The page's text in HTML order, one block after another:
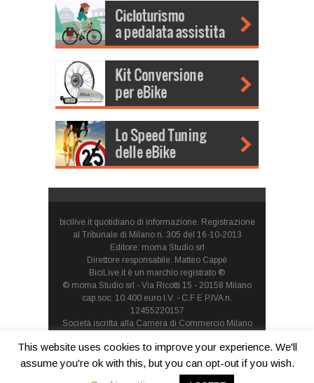
bicilive.it quotidiano di informazione. Registrazione
al Tribunale di Milano n. 305 del 16-10-2013
Editore: moma Studio srl
Direttore responsabile: Matteo Cappè
BiciLive.it è un marchio registrato ®
© moma Studio srl - Via Ricotti 15 - 20158 Milano
cap.soc. 10.400 euro I.V. - C.F E P.IVA n.
12455220157
Società iscritta alla Camera di Commercio Milano
socio unico
Privacy Policy-Cookie Policy
This website uses cookies to improve your experience. We'll
assume you're ok with this, but you can opt-out if you wish.